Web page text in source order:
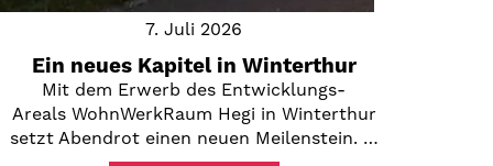
7. Juli 2026
Ein neues Kapitel in Winterthur
Mit dem Erwerb des Entwicklungs-
Areals WohnWerkRaum Hegi in Winterthur
setzt Abendrot einen neuen Meilenstein. …